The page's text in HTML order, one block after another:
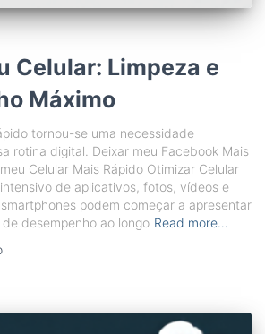
Celular: Limpeza e
Máximo
tornou-se uma necessidade
rotina digital. Deixar meu Facebook Mais
Celular Mais Rápido Otimizar Celular
de aplicativos, fotos, vídeos e
podem começar a apresentar
desempenho ao longo Read more…